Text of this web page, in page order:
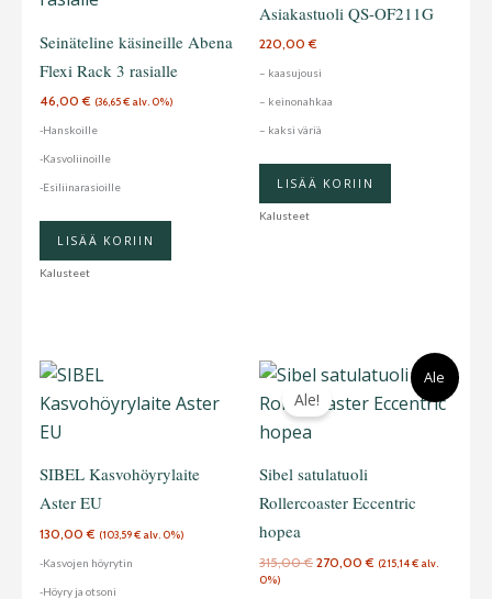
Seinäteline käsineille Abena
Flexi Rack 3 rasialle
46,00€ (36,65€ alv. 0%)
-Hanskoille
-Kasvoliinoille
-Esiliinarasioille
LISÄÄ KORIIN
Kalusteet
Asiakastuoli QS-OF211G
220,00€
– kaasujousi
– keinonahkaa
– kaksi väriä
LISÄÄ KORIIN
useampi
tuotteen
sivulla.
Kalusteet
SIBEL Kasvohöyrylaite
Aster EU
130,00€ (103,59€ alv. 0%)
-Kasvojen höyrytin
-Höyry ja otsoni
Ale
Ale!
Sibel satulatuoli
Rollercoaster Eccentric
hopea
315,00€
Alkuperäinen
hinta
oli:
315,00 €.
270,00€
Nykyinen
hinta
on:
(215,14€ alv.
0%)